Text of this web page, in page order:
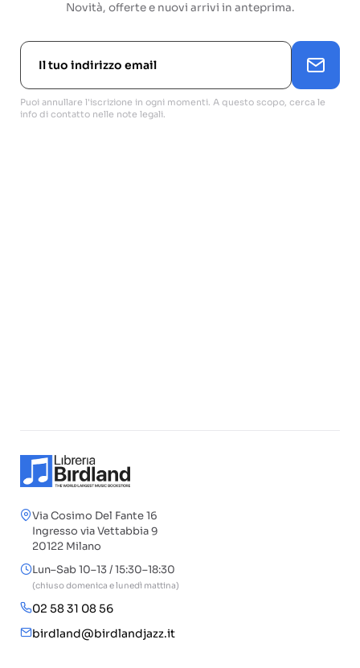
Novità, offerte e nuovi arrivi in anteprima.
Puoi annullare l'iscrizione in ogni momenti. A questo scopo, cerca le
info di contatto nelle note legali.
Via Cosimo Del Fante 16
Ingresso via Vettabbia 9
20122 Milano
Lun–Sab 10–13 / 15:30–18:30
(chiuso domenica e lunedì mattina)
02 58 31 08 56
birdland@birdlandjazz.it